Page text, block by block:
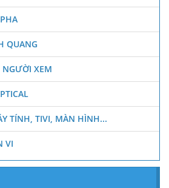
QUANG
XEM
TÍNH, TIVI, MÀN HÌNH...
VI